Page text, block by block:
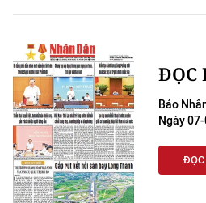
Media Du lịch
Media Thế giới
Media Thể thao
Media Giáo dục
ĐỌC
Báo
Ngày
ĐỌC